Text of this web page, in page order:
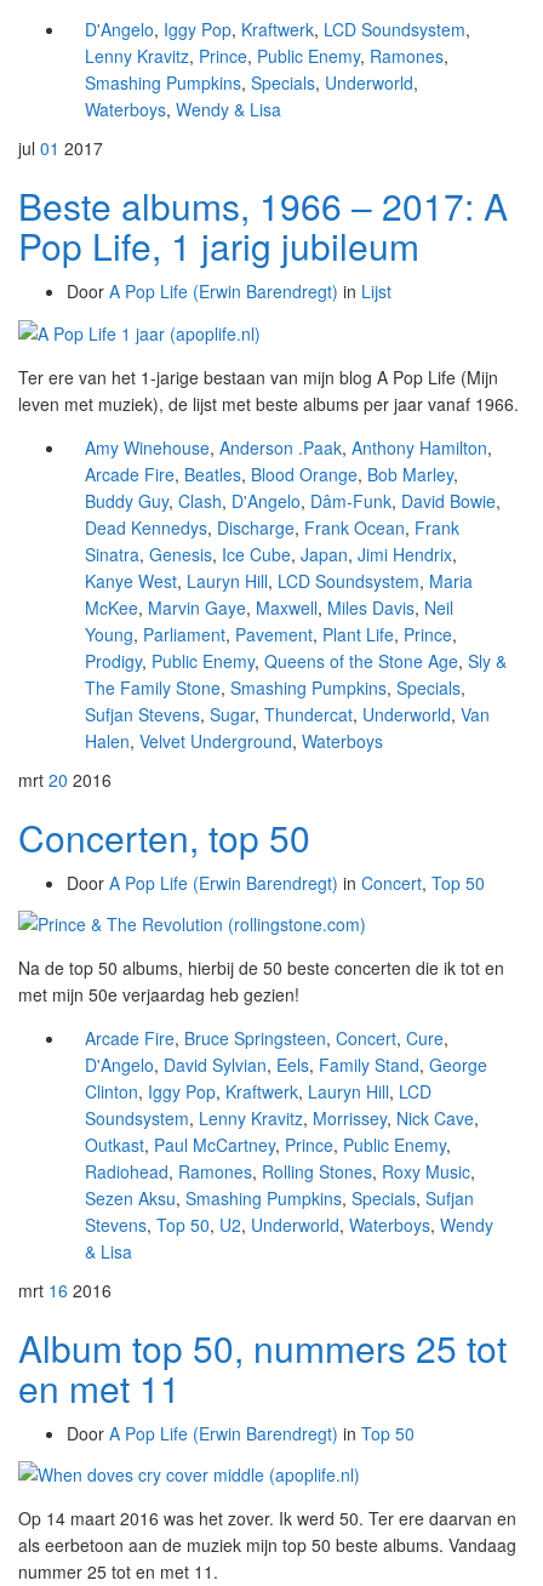
D'Angelo, Iggy Pop, Kraftwerk, LCD Soundsystem,
Lenny Kravitz, Prince, Public Enemy, Ramones,
Smashing Pumpkins, Specials, Underworld,
Waterboys, Wendy & Lisa
jul 01 2017
Beste albums, 1966 – 2017: A
Pop Life, 1 jarig jubileum
Door A Pop Life (Erwin Barendregt) in Lijst
Ter ere van het 1-jarige bestaan van mijn blog A Pop Life (Mijn
leven met muziek), de lijst met beste albums per jaar vanaf 1966.
Amy Winehouse, Anderson .Paak, Anthony Hamilton,
Arcade Fire, Beatles, Blood Orange, Bob Marley,
Buddy Guy, Clash, D'Angelo, Dâm-Funk, David Bowie,
Dead Kennedys, Discharge, Frank Ocean, Frank
Sinatra, Genesis, Ice Cube, Japan, Jimi Hendrix,
Kanye West, Lauryn Hill, LCD Soundsystem, Maria
McKee, Marvin Gaye, Maxwell, Miles Davis, Neil
Young, Parliament, Pavement, Plant Life, Prince,
Prodigy, Public Enemy, Queens of the Stone Age, Sly &
The Family Stone, Smashing Pumpkins, Specials,
Sufjan Stevens, Sugar, Thundercat, Underworld, Van
Halen, Velvet Underground, Waterboys
mrt 20 2016
Concerten, top 50
Door A Pop Life (Erwin Barendregt) in Concert, Top 50
Na de top 50 albums, hierbij de 50 beste concerten die ik tot en
met mijn 50e verjaardag heb gezien!
Arcade Fire, Bruce Springsteen, Concert, Cure,
D'Angelo, David Sylvian, Eels, Family Stand, George
Clinton, Iggy Pop, Kraftwerk, Lauryn Hill, LCD
Soundsystem, Lenny Kravitz, Morrissey, Nick Cave,
Outkast, Paul McCartney, Prince, Public Enemy,
Radiohead, Ramones, Rolling Stones, Roxy Music,
Sezen Aksu, Smashing Pumpkins, Specials, Sufjan
Stevens, Top 50, U2, Underworld, Waterboys, Wendy
& Lisa
mrt 16 2016
Album top 50, nummers 25 tot
en met 11
Door A Pop Life (Erwin Barendregt) in Top 50
Op 14 maart 2016 was het zover. Ik werd 50. Ter ere daarvan en
als eerbetoon aan de muziek mijn top 50 beste albums. Vandaag
nummer 25 tot en met 11.